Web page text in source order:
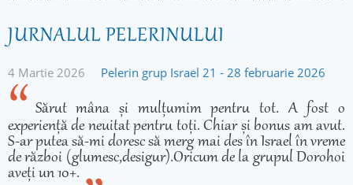
JURNALUL PELERINULUI
4 Martie 2026 Pelerin grup Israel 21 - 28 februarie 2026
Sărut mâna și mulțumim pentru tot. A fost o
experiență de neuitat pentru toți. Chiar și bonus am avut.
S-ar putea să-mi doresc să merg mai des în Israel în vreme
de război (glumesc,desigur).Oricum de la grupul Dorohoi
aveți un 10+.